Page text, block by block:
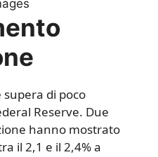
di poco
Reserve. Due
hanno mostrato
il 2,1 e il 2,4% a